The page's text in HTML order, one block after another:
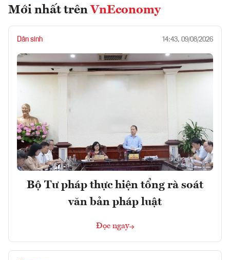
Mới nhất trên VnEconomy
Dân sinh 14:43, 09/08/2026
Bộ Tư pháp thực hiện tổng rà soát
văn bản pháp luật
Đọc ngay